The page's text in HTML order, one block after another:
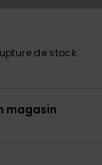
de stock.
magasin